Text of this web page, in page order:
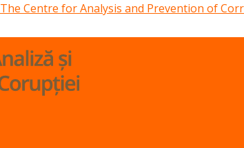
The Centre for Analysis and Prevention of